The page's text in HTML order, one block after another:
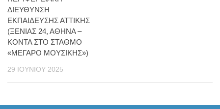
ΔΙΕΥΘΥΝΣΗ
ΕΚΠΑΙΔΕΥΣΗΣ ΑΤΤΙΚΗΣ
(ΞΕΝΙΑΣ 24, ΑΘΗΝΑ –
ΚΟΝΤΑ ΣΤΟ ΣΤΑΘΜΟ
«ΜΕΓΑΡΟ ΜΟΥΣΙΚΗΣ»)
29 ΙΟΥΝΊΟΥ 2025